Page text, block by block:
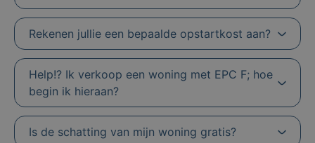
Rekenen jullie een bepaalde opstartkost aan?
Help!? Ik verkoop een woning met EPC F; hoe
begin ik hieraan?
Is de schatting van mijn woning gratis?